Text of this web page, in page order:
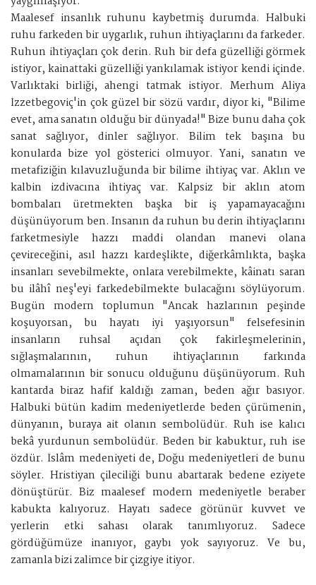
Maalesef insanlık ruhunu kaybetmiş durumda. Halbuki
ruhu farkeden bir uygarlık, ruhun ihtiyaçlarını da farkeder.
Ruhun ihtiyaçları çok derin. Ruh bir defa güzelliği görmek
istiyor, kainattaki güzelliği yankılamak istiyor kendi içinde.
Varlıktaki birliği, ahengi tatmak istiyor. Merhum Aliya
İzzetbegoviç'in çok güzel bir sözü vardır, diyor ki, "Bilime
evet, ama sanatın olduğu bir dünyada!" Bize bunu daha çok
sanat sağlıyor, dinler sağlıyor. Bilim tek başına bu
konularda bize yol gösterici olmuyor. Yani, sanatın ve
metafiziğin kılavuzluğunda bir bilime ihtiyaç var. Aklın ve
kalbin izdivacına ihtiyaç var. Kalpsiz bir aklın atom
bombaları üretmekten başka bir iş yapamayacağını
düşünüyorum ben. Insanın da ruhun bu derin ihtiyaçlarını
farketmesiyle hazzı maddi olandan manevi olana
çevireceğini, asıl hazzı kardeşlikte, diğerkâmlıkta, başka
insanları sevebilmekte, onlara verebilmekte, kâinatı saran
bu ilâhî neş'eyi farkedebilmekte bulacağını söylüyorum.
Bugün modern toplumun "Ancak hazlarının peşinde
koşuyorsan, bu hayatı iyi yaşıyorsun" felsefesinin
insanların ruhsal açıdan çok fakirleşmelerinin,
sığlaşmalarının, ruhun ihtiyaçlarının farkında
olmamalarının bir sonucu olduğunu düşünüyorum. Ruh
kantarda biraz hafif kaldığı zaman, beden ağır basıyor.
Halbuki bütün kadim medeniyetlerde beden çürümenin,
dünyanın, buraya ait olanın sembolüdür. Ruh ise kalıcı
bekâ yurdunun sembolüdür. Beden bir kabuktur, ruh ise
özdür. İslâm medeniyeti de, Doğu medeniyetleri de bunu
söyler. Hristiyan çileciliği bunu abartarak bedene eziyete
dönüştürür. Biz maalesef modern medeniyetle beraber
kabukta kalıyoruz. Hayatı sadece görünür kuvvet ve
yerlerin etki sahası olarak tanımlıyoruz. Sadece
gördüğümüze inanıyor, gaybı yok sayıyoruz. Ve bu,
zamanla bizi zalimce bir çizgiye itiyor.